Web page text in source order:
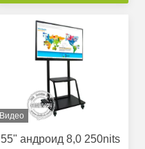
конференц-зала
Видео
55" андроид 8,0 250nits